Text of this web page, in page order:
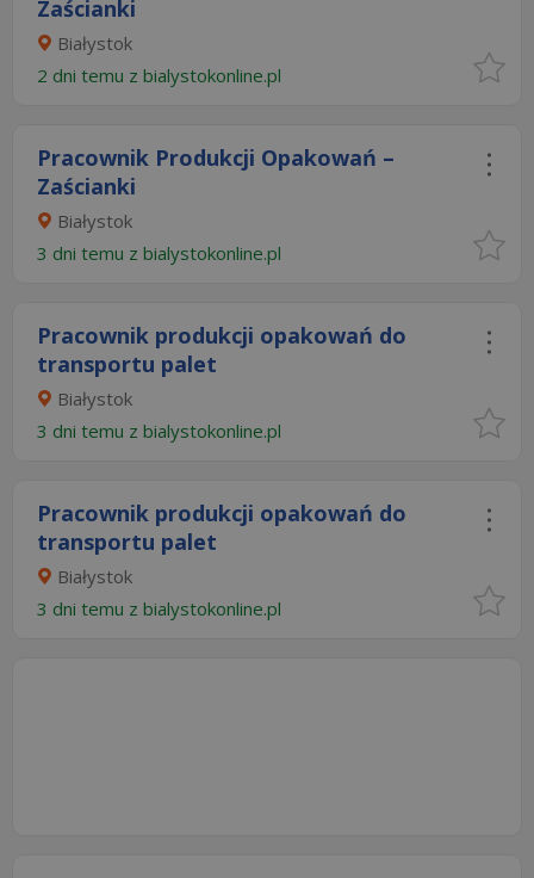
Zaścianki
Białystok
2 dni temu z bialystokonline.pl
Pracownik Produkcji Opakowań –
Zaścianki
Białystok
3 dni temu z bialystokonline.pl
Pracownik produkcji opakowań do
transportu palet
Białystok
3 dni temu z bialystokonline.pl
Pracownik produkcji opakowań do
transportu palet
Białystok
3 dni temu z bialystokonline.pl